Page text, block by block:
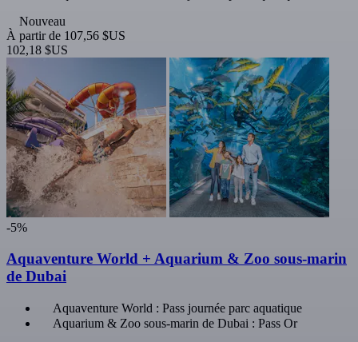
Nouveau
À partir de 107,56 $US
102,18 $US
-5%
Aquaventure World + Aquarium & Zoo sous-marin
de Dubai
Aquaventure World : Pass journée parc aquatique
Aquarium & Zoo sous-marin de Dubai : Pass Or